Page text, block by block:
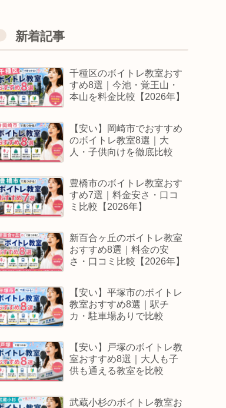
新着記事
千種区のボイトレ教室おす
すめ8選｜今池・覚王山・
本山を料金比較【2026年】
【安い】岡崎市でおすすめ
のボイトレ教室8選｜大
人・子供向けを徹底比較
豊橋市のボイトレ教室おす
すめ7選｜料金安さ・口コ
ミ比較【2026年】
新百合ヶ丘のボイトレ教室
おすすめ8選｜料金の安
さ・口コミ比較【2026年】
【安い】平塚市のボイトレ
教室おすすめ8選｜駅チ
カ・駐車場ありで比較
【安い】戸塚のボイトレ教
室おすすめ8選｜大人も子
供も通える教室を比較
武蔵小杉のボイトレ教室お